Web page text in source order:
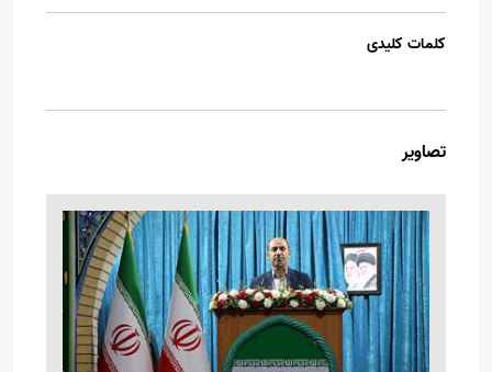
کلمات کلیدی
تصاویر